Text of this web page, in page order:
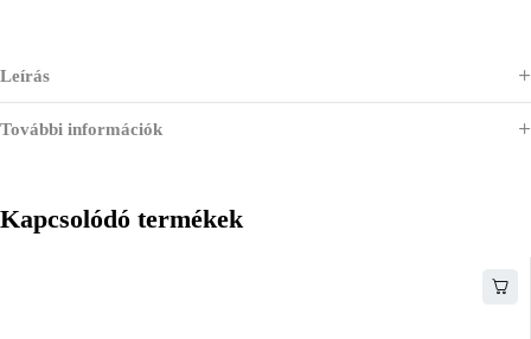
Leírás
További információk
Kapcsolódó termékek